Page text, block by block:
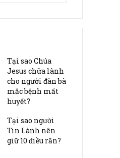
Tại sao Chúa
Jesus chữa lành
cho người đàn bà
mắc bệnh mất
huyết?
Tại sao người
Tin Lành nên
giữ 10 điều răn?